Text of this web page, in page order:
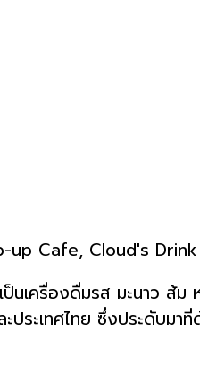
นเครื่องดื่มรส มะนาว
ระเทศไทย ซึ่งประดับม